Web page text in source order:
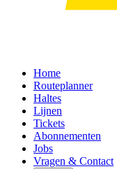
Home
Routeplanner
Haltes
Lijnen
Tickets
Abonnementen
Jobs
Vragen & Contact